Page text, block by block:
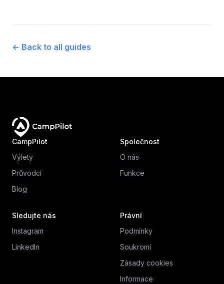
← Back to all guides
CampPilot
Výlety
Průvodci
Blog
Společnost
O nás
Funkce
Sledujte nás
Instagram
LinkedIn
Právní
Podmínky
Soukromí
Zásady cookies
Informace